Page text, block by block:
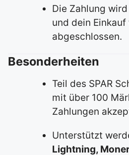
Die Zahlung
und dein
abgeschlossen.
Besonderheiten
Teil des SPAR
mit über 100
Zahlungen
Unterstützt
Lightning,